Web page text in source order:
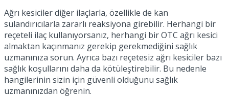
View All Result
Ağrı kesiciler diğer ilaçlarla, özellikle de kan
sulandırıcılarla zararlı reaksiyona girebilir. Herhangi bir
reçeteli ilaç kullanıyorsanız, herhangi bir OTC ağrı kesici
almaktan kaçınmanız gerekip gerekmediğini sağlık
uzmanınıza sorun. Ayrıca bazı reçetesiz ağrı kesiciler bazı
sağlık koşullarını daha da kötüleştirebilir. Bu nedenle
hangilerinin sizin için güvenli olduğunu sağlık
uzmanınızdan öğrenin.